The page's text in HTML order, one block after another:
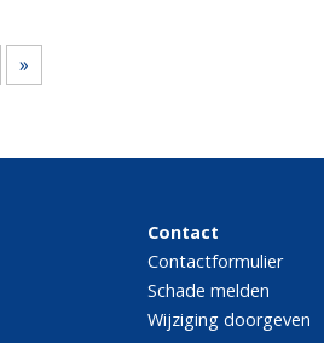
»
Contact
Contactformulier
Schade melden
Wijziging doorgeven